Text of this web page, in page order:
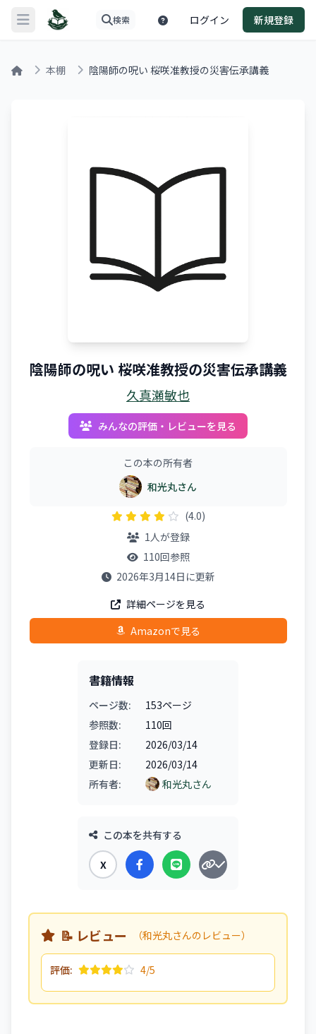
メニューを開く 検索 ログイン 新規登録
本棚 陰陽師の呪い 桜咲准教授の災害伝承講義
陰陽師の呪い 桜咲准教授の災害伝承講義
久真瀬敏也
みんなの評価・レビューを見る
この本の所有者
和光丸さん
(4.0)
1人が登録
110回参照
2026年3月14日に更新
詳細ページを見る
Amazonで見る
書籍情報
ページ数:
153ページ
参照数:
110回
登録日:
2026/03/14
更新日:
2026/03/14
所有者:
和光丸さん
この本を共有する
X
📝 レビュー （和光丸さんのレビュー）
評価: 4/5